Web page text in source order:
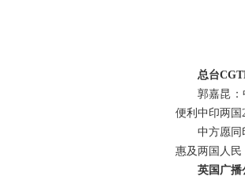
总台
郭嘉昆：
便利中印两国
中方愿同
惠及两国人民
英国广播